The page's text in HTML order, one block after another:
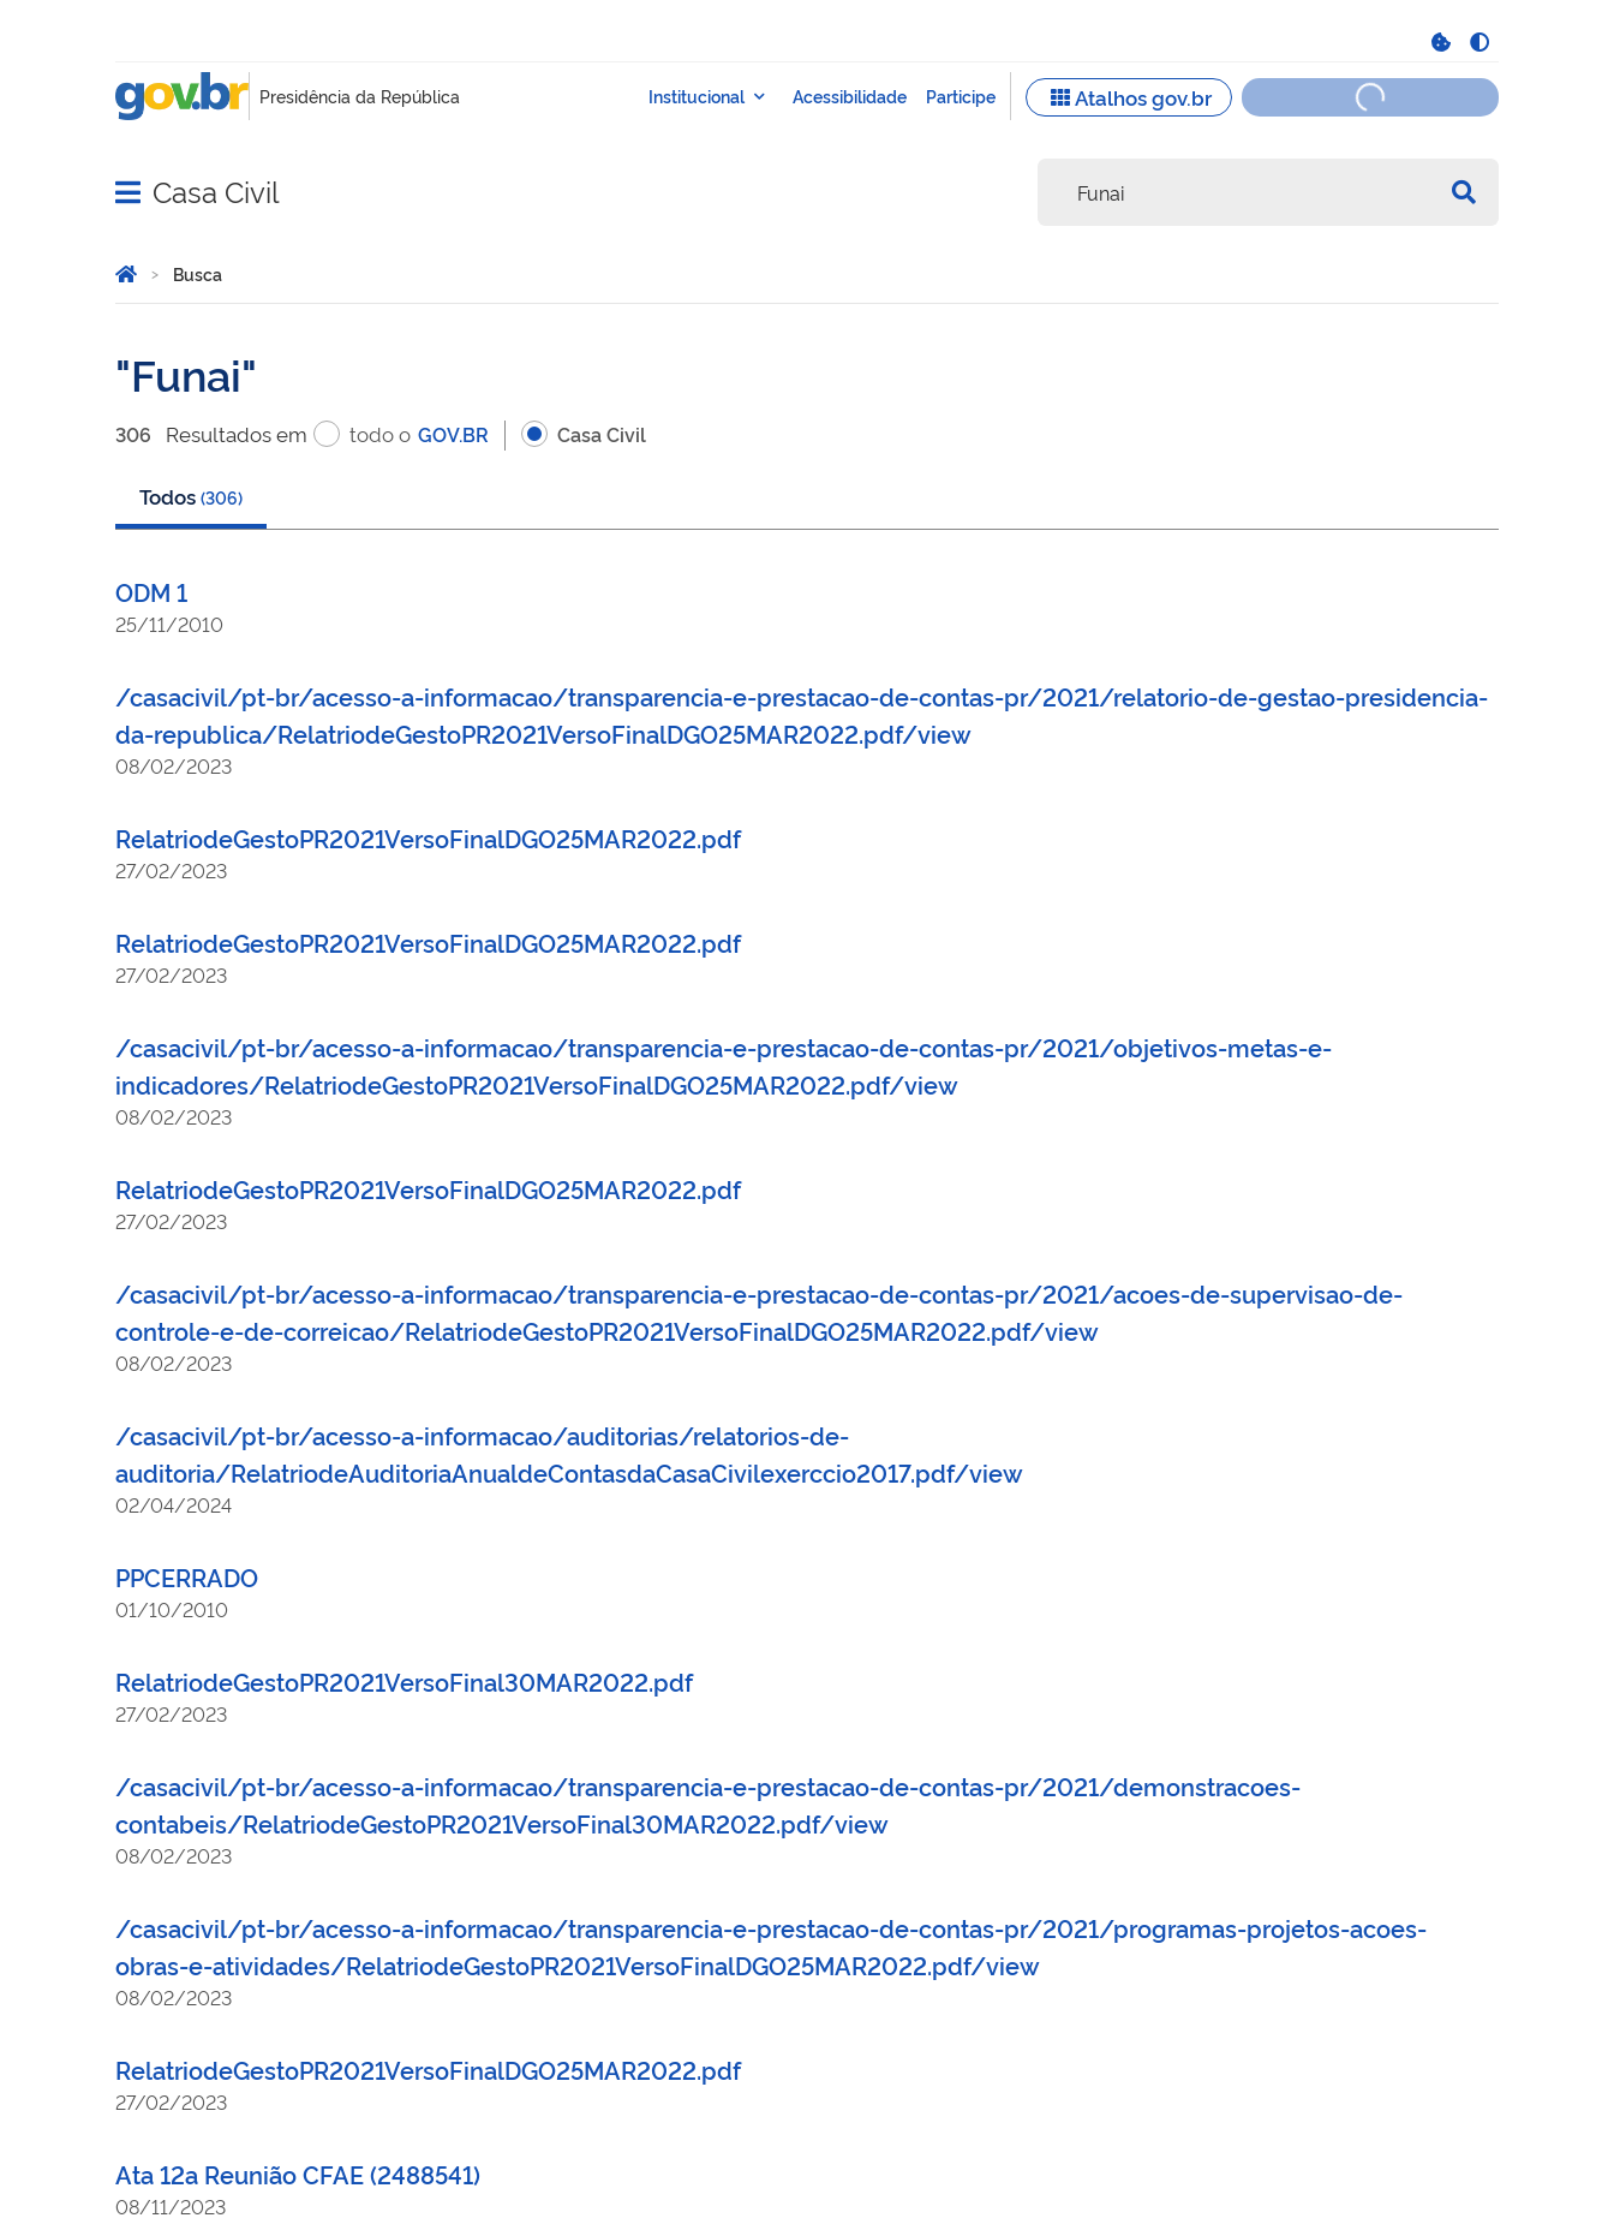
Abrir menu principal de navegação
Casa Civil
Você está aqui:
Página Inicial
Busca
Funai
306 Resultadosem todo o GOV.BR Casa Civil
Todos (306)
ODM 1
25/11/2010
/casacivil/pt-br/acesso-a-informacao/transparencia-e-prestacao-de-contas-pr/2021/relatorio-de-gestao-presidencia-
da-republica/RelatriodeGestoPR2021VersoFinalDGO25MAR2022.pdf/view
08/02/2023
RelatriodeGestoPR2021VersoFinalDGO25MAR2022.pdf
27/02/2023
RelatriodeGestoPR2021VersoFinalDGO25MAR2022.pdf
27/02/2023
/casacivil/pt-br/acesso-a-informacao/transparencia-e-prestacao-de-contas-pr/2021/objetivos-metas-e-
indicadores/RelatriodeGestoPR2021VersoFinalDGO25MAR2022.pdf/view
08/02/2023
RelatriodeGestoPR2021VersoFinalDGO25MAR2022.pdf
27/02/2023
/casacivil/pt-br/acesso-a-informacao/transparencia-e-prestacao-de-contas-pr/2021/acoes-de-supervisao-de-
controle-e-de-correicao/RelatriodeGestoPR2021VersoFinalDGO25MAR2022.pdf/view
08/02/2023
/casacivil/pt-br/acesso-a-informacao/auditorias/relatorios-de-
auditoria/RelatriodeAuditoriaAnualdeContasdaCasaCivilexerccio2017.pdf/view
02/04/2024
PPCERRADO
01/10/2010
RelatriodeGestoPR2021VersoFinal30MAR2022.pdf
27/02/2023
/casacivil/pt-br/acesso-a-informacao/transparencia-e-prestacao-de-contas-pr/2021/demonstracoes-
contabeis/RelatriodeGestoPR2021VersoFinal30MAR2022.pdf/view
08/02/2023
/casacivil/pt-br/acesso-a-informacao/transparencia-e-prestacao-de-contas-pr/2021/programas-projetos-acoes-
obras-e-atividades/RelatriodeGestoPR2021VersoFinalDGO25MAR2022.pdf/view
08/02/2023
RelatriodeGestoPR2021VersoFinalDGO25MAR2022.pdf
27/02/2023
Ata 12a Reunião CFAE (2488541)
08/11/2023